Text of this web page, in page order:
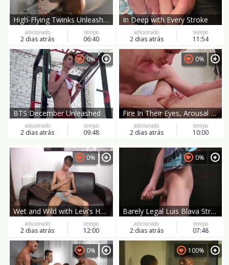
High-Flying Twinks Unleashed
adicionado
2 dias atrás
tempo
06:40
In Deep with Every Stroke
adicionado
2 dias atrás
tempo
11:54
BTS December Unleashed
0%
adicionado
2 dias atrás
tempo
09:48
Fire In Their Eyes, Arousal Between The Sheets
0%
adicionado
2 dias atrás
tempo
10:00
Wet and Wild with Levi's Heat
0%
adicionado
2 dias atrás
tempo
12:00
Barely Legal Luis Blava Stroking Solo
0%
adicionado
2 dias atrás
tempo
07:48
0% 100%